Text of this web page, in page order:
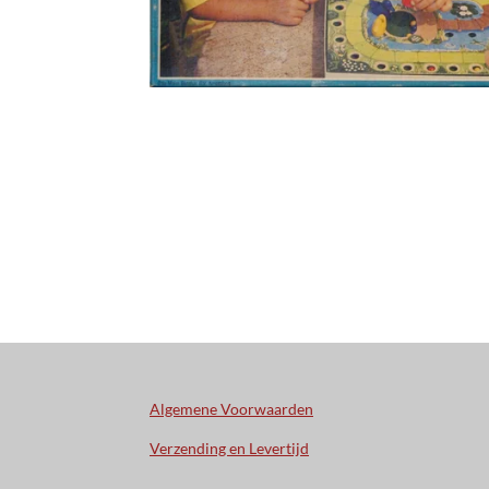
Algemene Voorwaarden
Verzending en Levertijd